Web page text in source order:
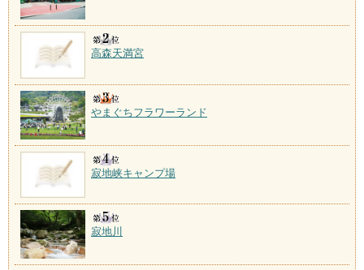
高森天満宮
やまぐちフラワーランド
寂地峡キャンプ場
寂地川